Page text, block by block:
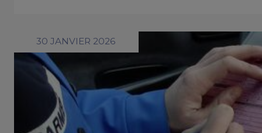
30 JANVIER 2026